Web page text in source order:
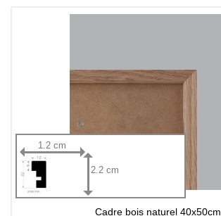
1.2 cm
2.2 cm
Cadre bois naturel 40x50cm